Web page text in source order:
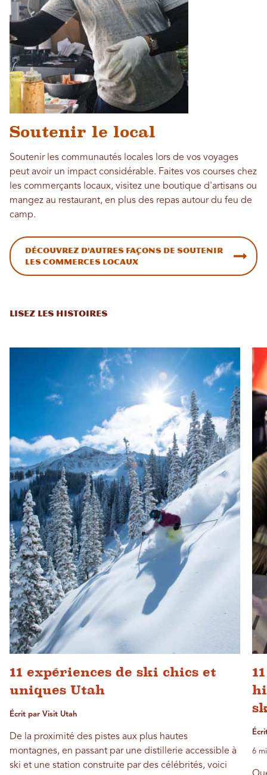
Soutenir le local
Soutenir les communautés locales lors de vos voyages
peut avoir un impact considérable. Faites vos courses chez
les commerçants locaux, visitez une boutique d'artisans ou
mangez au restaurant, en plus des repas autour du feu de
camp.
Découvrez d'autres façons de soutenir
les commerces locaux
LISEZ LES HISTOIRES
11 expériences de ski chics et
uniques Utah
Écrit par Visit Utah
De la proximité des pistes aux plus hautes
montagnes, en passant par une distillerie accessible à
ski et une station construite par des célébrités, voici
6